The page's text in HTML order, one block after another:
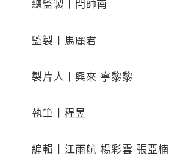
總監製丨閆帥南
監製丨馬麗君
製片人丨興來 寧黎黎
執筆丨程昱
編輯丨江雨航 楊彩雲 張亞楠